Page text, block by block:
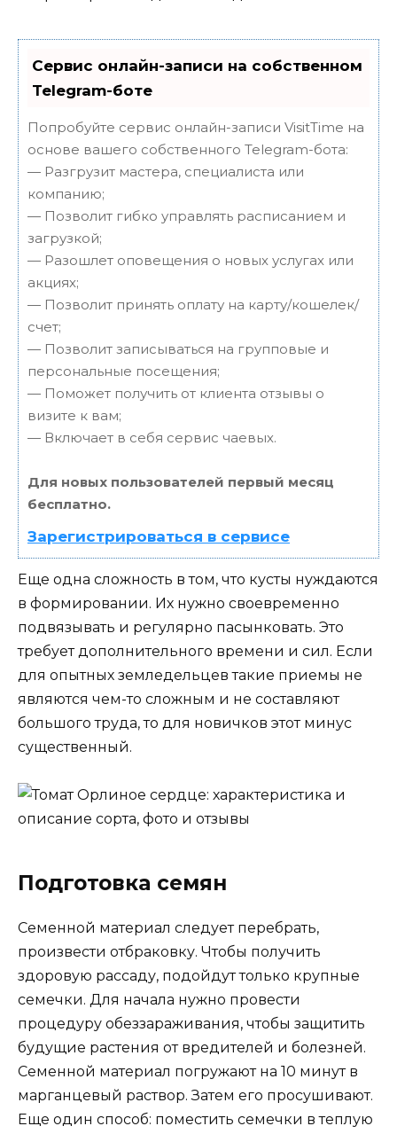
Сервис онлайн-записи на собственном
Telegram-боте
Попробуйте сервис онлайн-записи VisitTime на
основе вашего собственного Telegram-бота:
— Разгрузит мастера, специалиста или
компанию;
— Позволит гибко управлять расписанием и
загрузкой;
— Разошлет оповещения о новых услугах или
акциях;
— Позволит принять оплату на карту/кошелек/
счет;
— Позволит записываться на групповые и
персональные посещения;
— Поможет получить от клиента отзывы о
визите к вам;
— Включает в себя сервис чаевых.
Для новых пользователей первый месяц
бесплатно.
Зарегистрироваться в сервисе
Еще одна сложность в том, что кусты нуждаются
в формировании. Их нужно своевременно
подвязывать и регулярно пасынковать. Это
требует дополнительного времени и сил. Если
для опытных земледельцев такие приемы не
являются чем-то сложным и не составляют
большого труда, то для новичков этот минус
существенный.
Подготовка семян
Семенной материал следует перебрать,
произвести отбраковку. Чтобы получить
здоровую рассаду, подойдут только крупные
семечки. Для начала нужно провести
процедуру обеззараживания, чтобы защитить
будущие растения от вредителей и болезней.
Семенной материал погружают на 10 минут в
марганцевый раствор. Затем его просушивают.
Еще один способ: поместить семечки в теплую